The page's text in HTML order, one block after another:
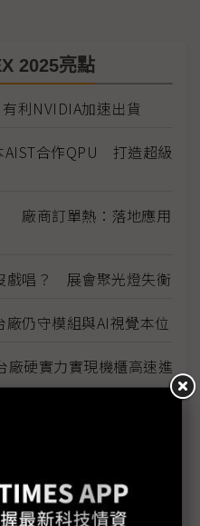
2025亮點
利NVIDIA加速出貨
AIST合作QPU 打造超級
廠商訂單熱：落地應用
戲唱？ 展會聚光燈失衡
仍守模組與AI視覺本位
硬實力實現機櫃高速進
挑軟「蘋果」吃？電腦